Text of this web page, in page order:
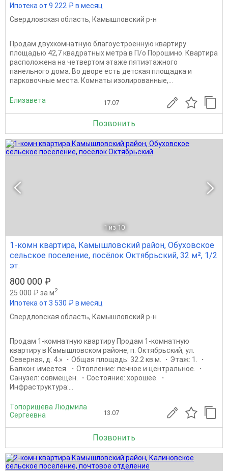
Ипотека от 9 222 ₽ в месяц
Свердловская область, Камышловский р-н
Продам двухкомнатную благоустроенную квартиру
площадью 42,7 квадратных метра в П/о Порошино. Квартира
расположена на четвертом этаже пятиэтажного
панельного дома. Во дворе есть детская площадка и
парковочные места. Комнаты изолированные,...
Елизавета 17.07
Позвонить
1 из 10
1-комн квартира, Камышловский район, Обуховское
сельское поселение, посёлок Октябрьский, 32 м², 1/2
эт.
800 000 ₽
25 000 ₽ за м2
Ипотека от 3 530 ₽ в месяц
Свердловская область, Камышловский р-н
Продам 1‑комнатную квартиру Продам 1‑комнатную
квартиру в Камышловском районе, п. Октябрьский, ул.
Северная, д. 4.» ・Общая площадь: 32.2 кв.м. ・Этаж: 1. ・
Балкон: имеется. ・Отопление: печное и центральное. ・
Санузел: совмещён. ・Состояние: хорошее. ・
Инфраструктура:...
Топорищева Людмила
Сергеевна
13.07
Позвонить